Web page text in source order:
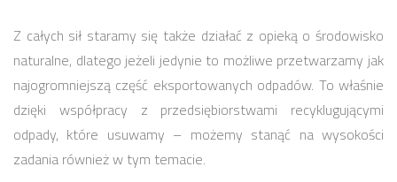
Z całych sił staramy się także działać z opieką o środowisko
naturalne, dlatego jeżeli jedynie to możliwe przetwarzamy jak
najogromniejszą część eksportowanych odpadów. To właśnie
dzięki współpracy z przedsiębiorstwami recyklugującymi
odpady, które usuwamy – możemy stanąć na wysokości
zadania również w tym temacie.